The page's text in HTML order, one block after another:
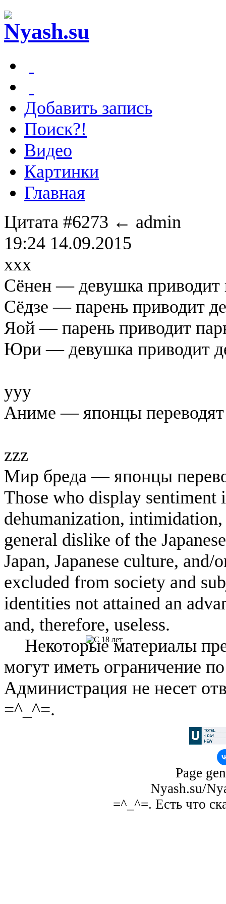
Добавить запись
Поиск?!
Видео
Картинки
Главная
Цитата #6273 ← admin
19:24 14.09.2015
xxx
Сёнен — девушка приводит
Сёдзе — парень приводит
Яой — парень приводит
Юри — девушка приводит
yyy
Аниме — японцы переводят
zzz
Мир бреда — японцы
Those who display
dehumanization,
general dislike of the
Japan, Japanese culture, and/
excluded from society and
identities not attained an
and, therefore, useless.
Некоторые материалы
могут иметь ограничение
Администрация не несет
=^_^=.
Page
Nyash.su/
=^_^=. Есть что